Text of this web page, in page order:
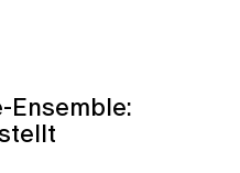
Ensemble: